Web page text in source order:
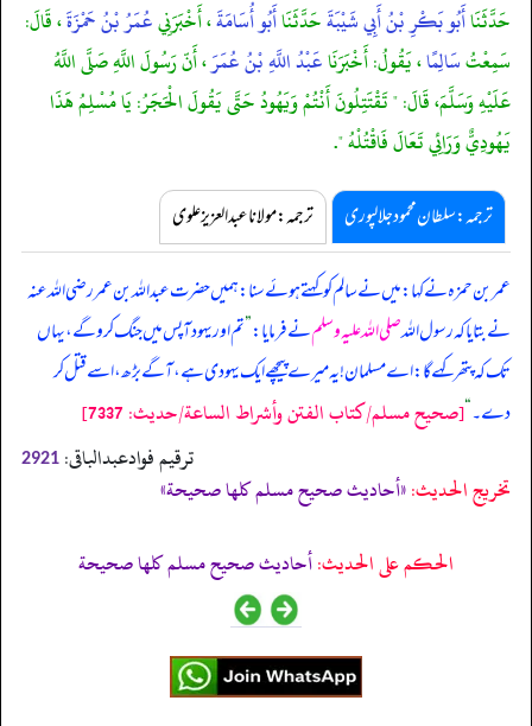
حَدَّثَنَاأَبُو بَكْرِ بْنُ أَبِي شَيْبَةَحَدَّثَنَاأَبُو أُسَامَةَ، أَخْبَرَنِيعُمَرُ بْنُ حَمْزَةَ، قَالَ:
سَمِعْتُسَالِمًا، يَقُولُ: أَخْبَرَنَاعَبْدُ اللَّهِ بْنُ عُمَرَ، أَنّ رَسُولَ اللَّهِ صَلَّى اللَّهُ
عَلَيْهِ وَسَلَّمَ، قَالَ: " تَقْتَتِلُونَ أَنْتُمْ وَيَهُودُ حَتَّى يَقُولَ الْحَجَرُ: يَا مُسْلِمُ هَذَا
يَهُودِيٌّ وَرَائِي تَعَالَ فَاقْتُلْهُ ".
ترجمہ:سلطان محمود جلالپوری ترجمہ:مولانا عبدالعزیز علوی
عمر بن حمزہ نے کہا: میں نے سالم کو کہتے ہوئے سنا: ہمیں حضرت عبداللہ بن عمر رضی اللہ عنہ
نے بتایا کہ رسول اللہصلی اللہ علیہ وسلمنے فرمایا:”تم اور یہود آپس میں جنگ کرو گے، یہاں
تک کہ پتھر کہے گا: اے مسلمان! یہ میرے پیچھے ایک یہودی ہے، آگے بڑھ، اسے قتل کر
دے۔“[صحيح مسلم/كتاب الفتن وأشراط الساعة/حدیث: 7337]
ترقیم فوادعبدالباقی: 2921
تخریج الحدیث:«أحاديث صحيح مسلم كلها صحيحة»
الحكم على الحديث:أحاديث صحيح مسلم كلها صحيحة